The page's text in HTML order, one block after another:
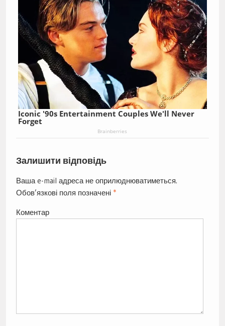
Iconic '90s Entertainment Couples We'll Never
Forget
Brainberries
Залишити відповідь
Ваша e-mail адреса не оприлюднюватиметься.
Обов’язкові поля позначені *
Коментар